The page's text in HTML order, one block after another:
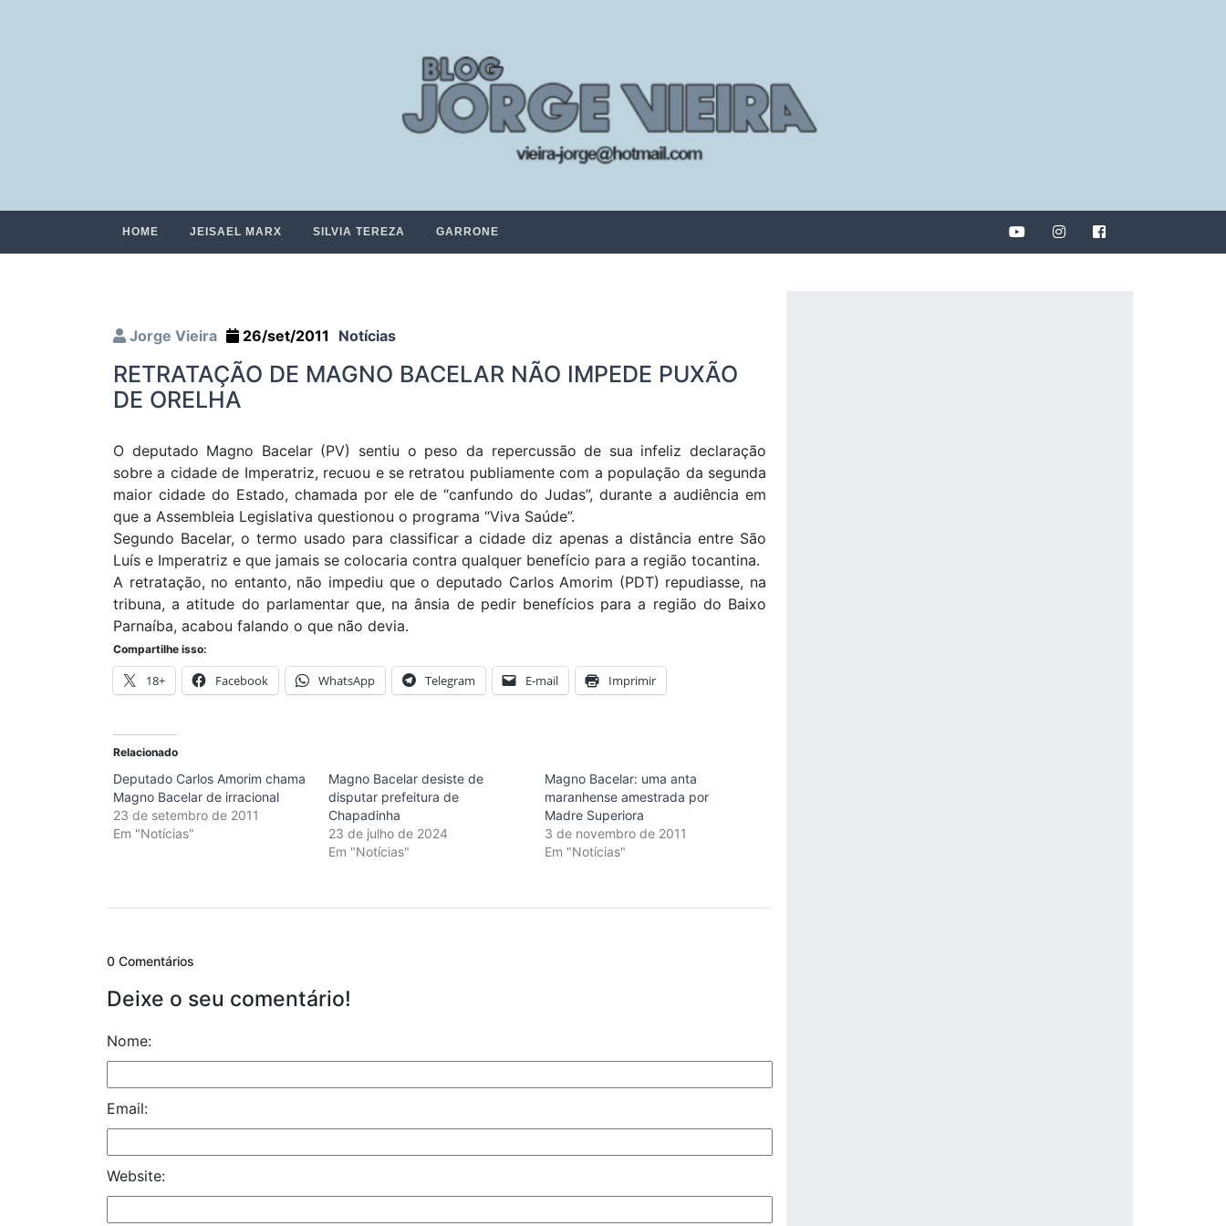
HOME JEISAEL MARX SILVIA TEREZA GARRONE
Jorge Vieira 26/set/2011 Notícias
RETRATAÇÃO DE MAGNO BACELAR NÃO IMPEDE PUXÃO
DE ORELHA
O deputado Magno Bacelar (PV) sentiu o peso da repercussão de sua infeliz declaração
sobre a cidade de Imperatriz, recuou e se retratou publiamente com a população da segunda
maior cidade do Estado, chamada por ele de “canfundo do Judas”, durante a audiência em
que a Assembleia Legislativa questionou o programa “Viva Saúde”.
Segundo Bacelar, o termo usado para classificar a cidade diz apenas a distância entre São
Luís e Imperatriz e que jamais se colocaria contra qualquer benefício para a região tocantina.
A retratação, no entanto, não impediu que o deputado Carlos Amorim (PDT) repudiasse, na
tribuna, a atitude do parlamentar que, na ânsia de pedir benefícios para a região do Baixo
Parnaíba, acabou falando o que não devia.
Compartilhe isso:
18+ Facebook WhatsApp Telegram E-mail Imprimir
Relacionado
Deputado Carlos Amorim chama
Magno Bacelar de irracional
23 de setembro de 2011
Em "Notícias"
Magno Bacelar desiste de
disputar prefeitura de
Chapadinha
23 de julho de 2024
Em "Notícias"
Magno Bacelar: uma anta
maranhense amestrada por
Madre Superiora
3 de novembro de 2011
Em "Notícias"
0 Comentários
Deixe o seu comentário!
Nome:
Email:
Website: